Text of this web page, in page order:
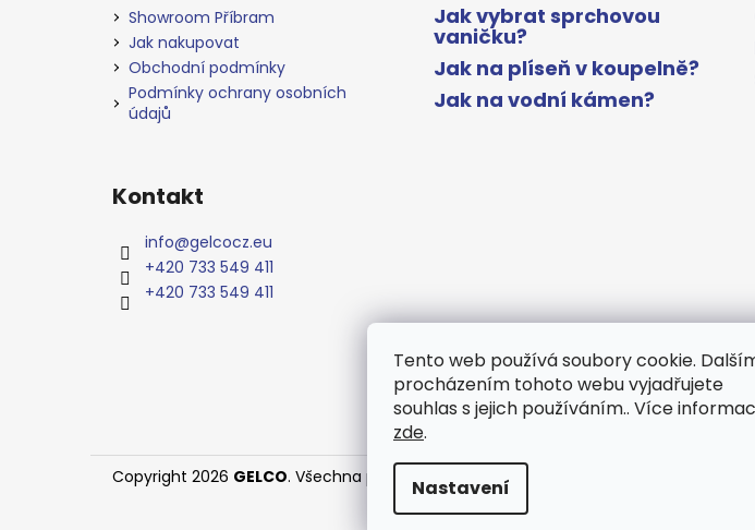
Tento web používá soubory cookie.
procházením tohoto webu vyjadřujete
souhlas s jejich používáním.. Více
zde.
Nastavení
Showroom Příbram
Jak nakupovat
Obchodní podmínky
Podmínky ochrany osobních
údajů
Jak vybrat sprchovou
vaničku?
Jak na plíseň v koupelně?
Jak na vodní kámen?
Kontakt
info@gelcocz.eu
+420 733 549 411
+420 733 549 411
Copyright 2026 GELCO. Všechna práva vyhrazena. Upravit nastavení cookies